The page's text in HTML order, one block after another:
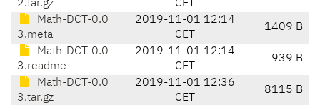
2.tar.gz
CET
Math-DCT-0.0
3.meta
2019-11-01 12:14
CET
1409 B
Math-DCT-0.0
3.readme
2019-11-01 12:14
CET
939 B
Math-DCT-0.0
3.tar.gz
2019-11-01 12:36
CET
8115 B